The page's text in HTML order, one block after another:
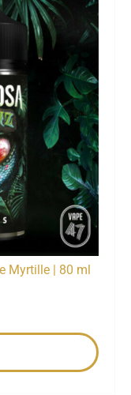
Myrtille | 80 ml